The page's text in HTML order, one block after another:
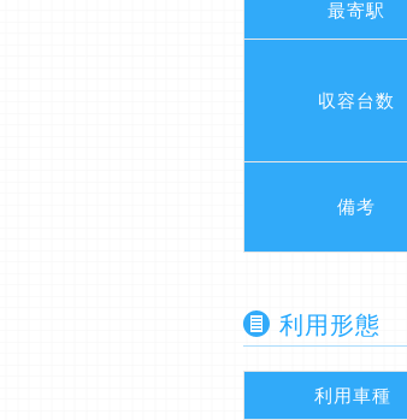
最寄駅
収容台数
備考
利用形態
利用車種